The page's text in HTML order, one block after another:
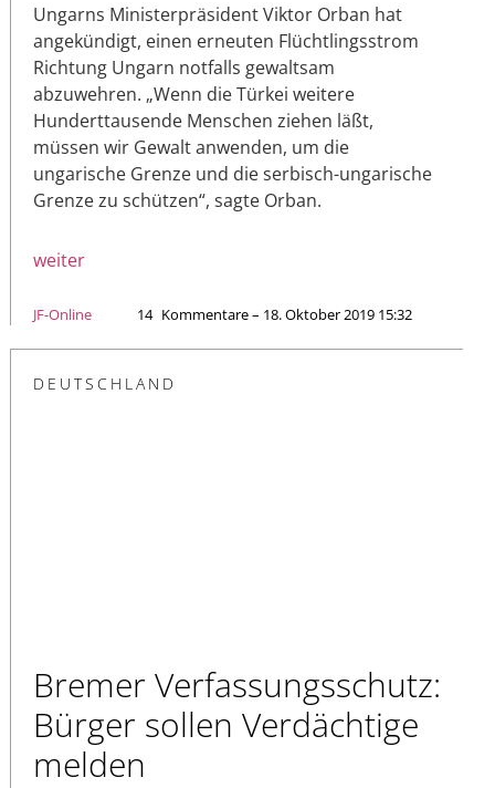
Ungarns Ministerpräsident Viktor Orban hat
angekündigt, einen erneuten Flüchtlingsstrom
Richtung Ungarn notfalls gewaltsam
abzuwehren. „Wenn die Türkei weitere
Hunderttausende Menschen ziehen läßt,
müssen wir Gewalt anwenden, um die
ungarische Grenze und die serbisch-ungarische
Grenze zu schützen“, sagte Orban.
weiter
JF-Online 14 Kommentare – 18. Oktober 2019 15:32
DEUTSCHLAND
Bremer Verfassungsschutz:
Bürger sollen Verdächtige
melden